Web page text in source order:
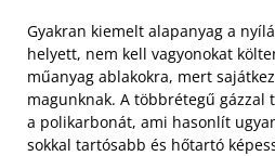
Gyakran kiemelt alapanyag a
helyett, nem kell vagyonokat
műanyag ablakokra, mert
magunknak. A többrétegű
a polikarbonát, ami hasonlít
sokkal tartósabb és hőtartó